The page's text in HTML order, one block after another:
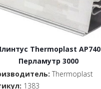
Thermoplast AP740
Перламутр 3000
Thermoplast
1383